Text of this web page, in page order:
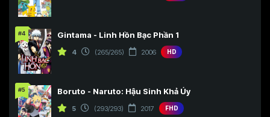
#4 Gintama - Linh Hồn Bạc Phần 1
4 (265/265) 2006 HD
#5 Boruto - Naruto: Hậu Sinh Khả Úy
5 (293/293) 2017 FHD